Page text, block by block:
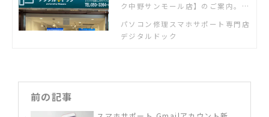
ク中野サンモール店】のご案内。パ
にご相談ください。お持込・出張・
リモートにて対応をいたします。
パソコン修理スマホサポート専門店
デジタルドック
前の記事